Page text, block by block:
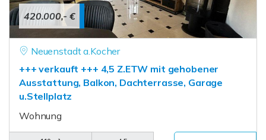
420.000,- €
Neuenstadt a.Kocher
+++ verkauft +++ 4,5 Z.ETW mit gehobener
Ausstattung, Balkon, Dachterrasse, Garage
u.Stellplatz
Wohnung